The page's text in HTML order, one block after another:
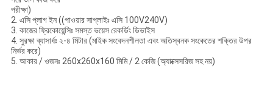
পরীক্ষা)
2. এসি প্লাগ ইন ((পাওয়ার সাপ্লাইঃ এসি 100V240V)
3. কাজের ফ্রিকোয়েন্সিঃ সমস্ত ভয়েস রেকর্ডিং ডিভাইস
4. সুরক্ষা ব্যাসার্ধঃ ২-৪ মিটার (মাইক সংবেদনশীলতা এবং অতিস্বনক সংকেতের শক্তির উপর
নির্ভর করে)
5. আকার / ওজনঃ 260x260x160 মিমি / 2 কেজি (অ্যাক্সেসরিজ সহ নয়)